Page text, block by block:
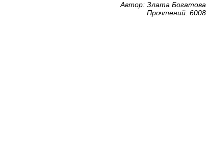
Автор: Злата Богатова
Прочтений: 6008